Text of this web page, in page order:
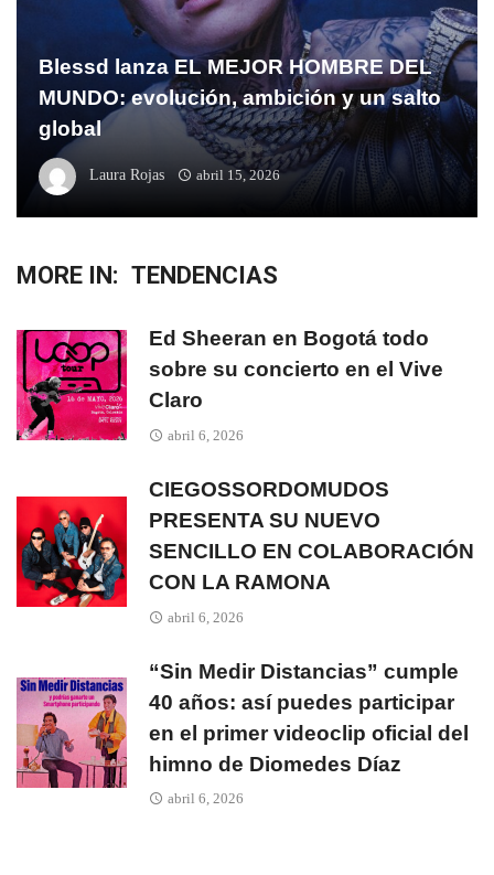
Blessd lanza EL MEJOR HOMBRE DEL
MUNDO: evolución, ambición y un salto
global
Laura Rojas abril 15, 2026
MORE IN: TENDENCIAS
Ed Sheeran en Bogotá todo
sobre su concierto en el Vive
Claro
abril 6, 2026
CIEGOSSORDOMUDOS
PRESENTA SU NUEVO
SENCILLO EN COLABORACIÓN
CON LA RAMONA
abril 6, 2026
“Sin Medir Distancias” cumple
40 años: así puedes participar
en el primer videoclip oficial del
himno de Diomedes Díaz
abril 6, 2026